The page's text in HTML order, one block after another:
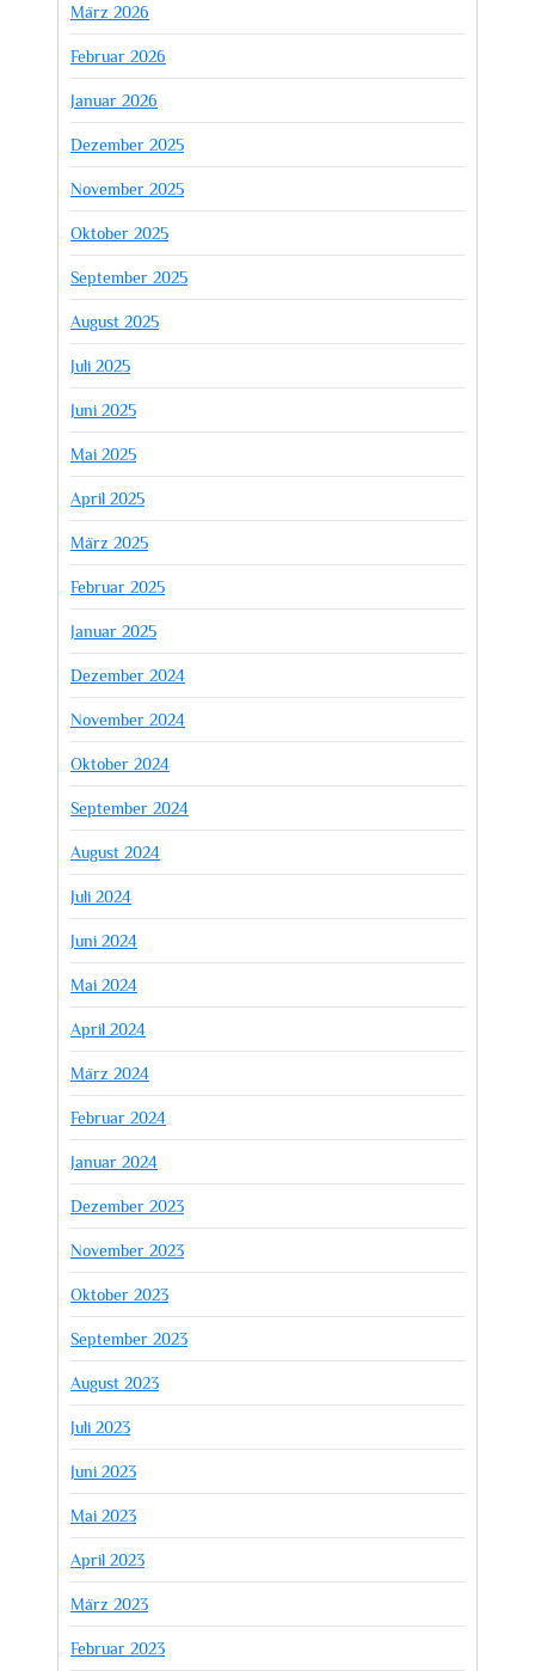
März 2026
Februar 2026
Januar 2026
Dezember 2025
November 2025
Oktober 2025
September 2025
August 2025
Juli 2025
Juni 2025
Mai 2025
April 2025
März 2025
Februar 2025
Januar 2025
Dezember 2024
November 2024
Oktober 2024
September 2024
August 2024
Juli 2024
Juni 2024
Mai 2024
April 2024
März 2024
Februar 2024
Januar 2024
Dezember 2023
November 2023
Oktober 2023
September 2023
August 2023
Juli 2023
Juni 2023
Mai 2023
April 2023
März 2023
Februar 2023